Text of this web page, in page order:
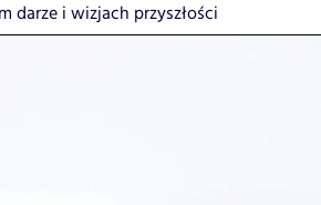
darze i wizjach przyszłości